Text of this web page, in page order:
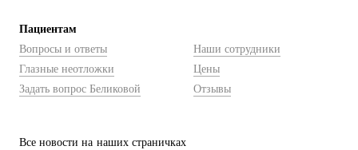
Пациентам
Вопросы и ответы
Глазные неотложки
Задать вопрос Беликовой
Наши сотрудники
Цены
Отзывы
Все новости на наших страничках